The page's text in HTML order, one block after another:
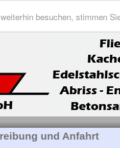
besuchen, stimmen
und Anfahrt